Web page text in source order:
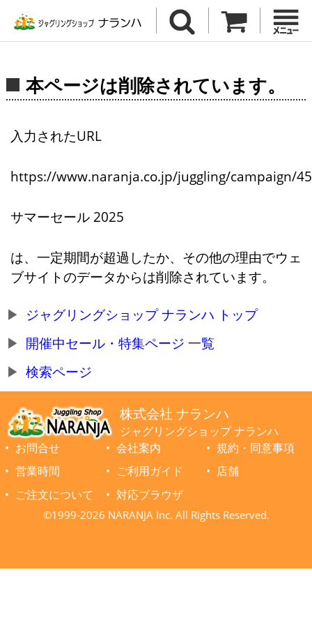
本ページは削除されています。
入力されたURL
https://www.naranja.co.jp/juggling/campaign/
サマーセール 2025
は、一定期間が超過したか、その他の理由でウェ
ブサイトのデータからは削除されています。
ジャグリングショップ ナランハ トップ
開催中セール・特集ページ 一覧
検索ページ
株式会社 ナランハ
ジャグリングショップ ナランハ
お問合せ
会社案内
規約・同意事項
営業時間
ご利用ガイド
店舗
ご注文について
対応ブラウザ
©1999-2026 NARANJA Inc. All Rights Reserved.